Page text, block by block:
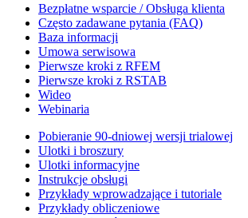
Bezpłatne wsparcie / Obsługa klienta
Często zadawane pytania (FAQ)
Baza informacji
Umowa serwisowa
Pierwsze kroki z RFEM
Pierwsze kroki z RSTAB
Wideo
Webinaria
Pobieranie 90-dniowej wersji trialowej
Ulotki i broszury
Ulotki informacyjne
Instrukcje obsługi
Przykłady wprowadzające i tutoriale
Przykłady obliczeniowe